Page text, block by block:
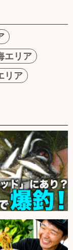
エリア
リア